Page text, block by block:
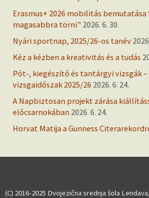
Erasmus+ 2026 mobilitás bemutatása
magasabbra törni” 2026. 6. 30.
Nyári sportnap, 2025/26-os tanév
Kéz a kézben a kreativitás és a tudás
Pót-, kiegészítő és tantárgyi vizsgák
vizsgaidőszak 2025/26 2026. 6. 24.
A Napbiztosan projekt zárása
előcsarnokában 2026. 6. 24.
Horvat Matija a Gunness
(C) 2016-2025 Dvojezična srednja šola